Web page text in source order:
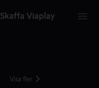
Skaffa Viaplay
Visa fler